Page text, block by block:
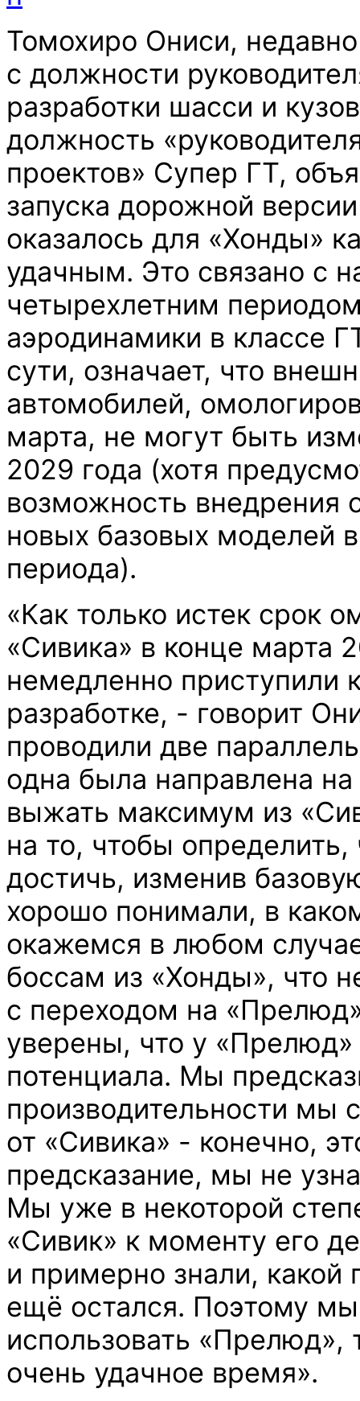
Томохиро Ониси,
с должности
разработки шасси и
должность
проектов» Супер ГТ,
запуска дорожной
оказалось для «Хонды»
удачным. Это связано с
четырехлетним
аэродинамики в классе
сути, означает, что
автомобилей,
марта, не могут быть
2029 года (хотя
возможность внедрения
новых базовых моделей
периода).
«Как только истек срок
«Сивика» в конце марта
немедленно приступили
разработке, - говорит
проводили две
одна была направлена
выжать максимум из
на то, чтобы
достичь, изменив
хорошо понимали, в
окажемся в любом
боссам из «Хонды», что
с переходом на
уверены, что у
потенциала. Мы
производительности мы
от «Сивика» - конечно,
предсказание, мы не
Мы уже в некоторой
«Сивик» к моменту его
и примерно знали, какой
ещё остался. Поэтому
использовать «Прелюд»,
очень удачное время».